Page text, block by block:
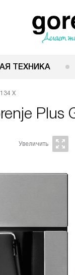
ТЕХНИКА
X
Plus